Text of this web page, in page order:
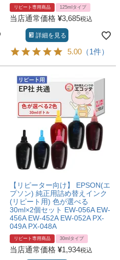
リピート専用商品 125mlタイプ
当店通常価格 ¥3,685税込
詳細を見る
5.00 （1件）
【リピーター向け】 EPSON(エ
プソン) 純正用詰め替えインク
(リピート用) 色が選べる
30ml×2個セット EW-056A EW-
456A EW-452A EW-052A PX-
049A PX-048A
リピート専用商品 30mlタイプ
当店通常価格 ¥1,934税込